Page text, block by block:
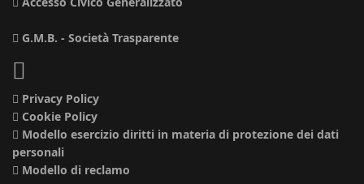
G.M.B. - Società Trasparente
Privacy Policy
Cookie Policy
Modello esercizio diritti in materia di protezione dei dati
personali
Modello di reclamo